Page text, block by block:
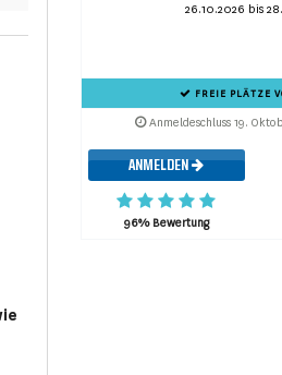
26.10.2026 bis
FREIE PLÄTZE
Anmeldeschluss 19.
ANMELDEN
96% Bewertung